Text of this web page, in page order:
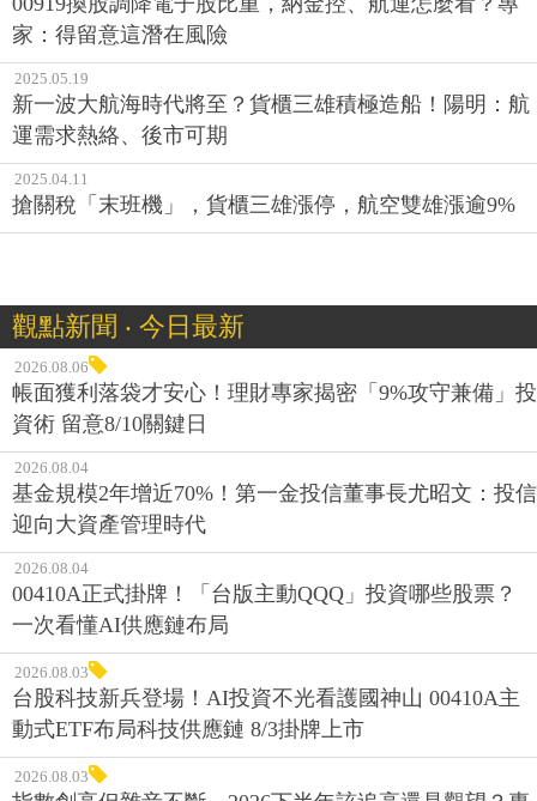
家：得留意這潛在風險
2025.05.19
新一波大航海時代將至？貨櫃三雄積極造船！陽明：航
運需求熱絡、後市可期
2025.04.11
搶關稅「末班機」，貨櫃三雄漲停，航空雙雄漲逾9%
觀點新聞 ‧ 今日最新
2026.08.06
帳面獲利落袋才安心！理財專家揭密「9%攻守兼備」投
資術 留意8/10關鍵日
2026.08.04
基金規模2年增近70%！第一金投信董事長尤昭文：投信
迎向大資產管理時代
2026.08.04
00410A正式掛牌！「台版主動QQQ」投資哪些股票？
一次看懂AI供應鏈布局
2026.08.03
台股科技新兵登場！AI投資不光看護國神山 00410A主
動式ETF布局科技供應鏈 8/3掛牌上市
2026.08.03